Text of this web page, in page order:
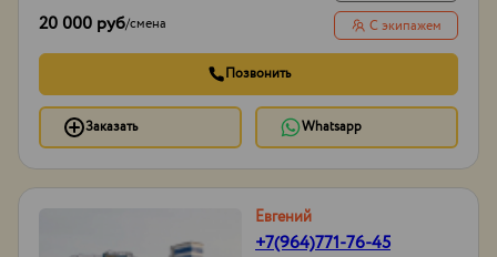
20 000 руб/смена С экипажем
Позвонить
Заказать Whatsapp
Евгений
+7(964)771-76-45